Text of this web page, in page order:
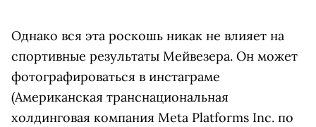
Однако вся эта роскошь никак не влияет на
спортивные результаты Мейвезера. Он может
фотографироваться в инстаграме
(Американская транснациональная
холдинговая компания Meta Platforms Inc. по